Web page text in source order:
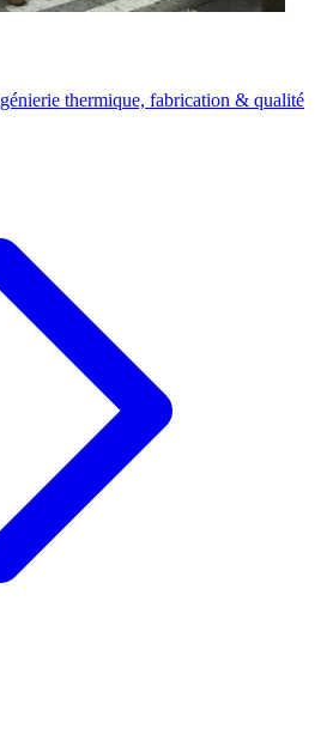
thermique, fabrication & qualité